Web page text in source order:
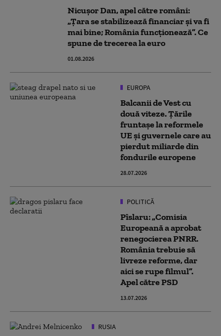
Nicușor Dan, apel către români:
„Țara se stabilizează financiar și va fi
mai bine; România funcționează”. Ce
spune de trecerea la euro
01.08.2026
EUROPA
Balcanii de Vest cu
două viteze. Țările
fruntașe la reformele
UE și guvernele care au
pierdut miliarde din
fondurile europene
28.07.2026
POLITICĂ
Pîslaru: „Comisia
Europeană a aprobat
renegocierea PNRR.
România trebuie să
livreze reforme, dar
aici se rupe filmul”.
Apel către PSD
13.07.2026
RUSIA